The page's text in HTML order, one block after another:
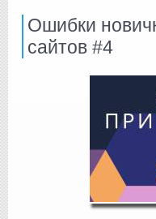
Ошибки
сайтов #4